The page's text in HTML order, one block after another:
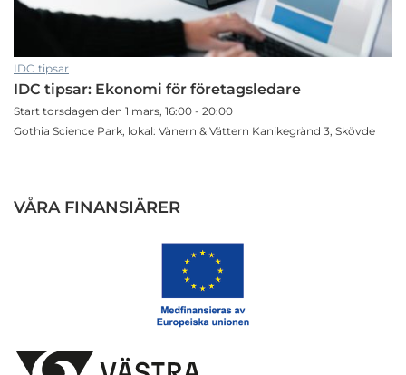
IDC tipsar
IDC tipsar: Ekonomi för företagsledare
Start torsdagen den 1 mars, 16:00 - 20:00
Gothia Science Park, lokal: Vänern & Vättern Kanikegränd 3, Skövde
VÅRA FINANSIÄRER